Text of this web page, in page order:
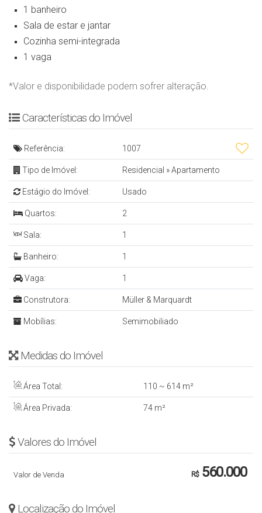
1 banheiro
Sala de estar e jantar
Cozinha semi-integrada
1 vaga
*Valor e disponibilidade podem sofrer alteração.
Características do Imóvel
Referência: 1007
Tipo de Imóvel: Residencial »Apartamento
Estágio do Imóvel: Usado
Quartos: 2
Sala: 1
Banheiro: 1
Vaga: 1
Construtora: Müller & Marquardt
Mobílias: Semimobiliado
Medidas do Imóvel
Área Total: 110 ~ 614 m²
Área Privada: 74 m²
Valores do Imóvel
R$560.000
Valor de Venda
Localização do Imóvel